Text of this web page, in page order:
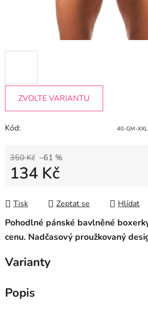
ZVOLTE VARIANTU
Kód: 40-GM-
350 Kč –61 %
134 Kč
Tisk
Zeptat se Hlídat
Pohodlné pánské bavlněné
cenu. Nadčasový proužkovaný
Varianty
Popis